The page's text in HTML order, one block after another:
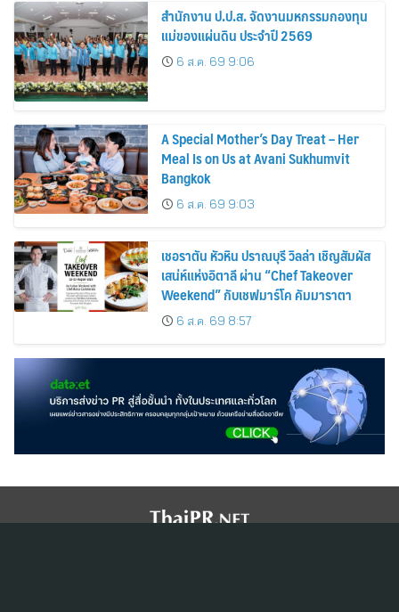
สำนักงาน ป.ป.ส. จัดงานมหกรรมกองทุน
แม่ของแผ่นดิน ประจำปี 2569
6 ส.ค. 69 9:06
A Special Mother’s Day Treat – Her
Meal Is on Us at Avani Sukhumvit
Bangkok
6 ส.ค. 69 9:03
เชอราตัน หัวหิน ปราณบุรี วิลล่า เชิญสัมผัส
เสน่ห์แห่งอิตาลี ผ่าน “Chef Takeover
Weekend” กับเชฟมาร์โค คัมมาราตา
6 ส.ค. 69 8:57